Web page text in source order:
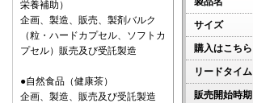
サイズ
購入はこちら
リードタイム
販売開始時期
栄養補助）
企画、製造、販売、製剤バルク
（粒・ハードカプセル、ソフトカ
プセル）販売及び受託製造
●自然食品（健康茶）
企画、製造、販売及び受託製造